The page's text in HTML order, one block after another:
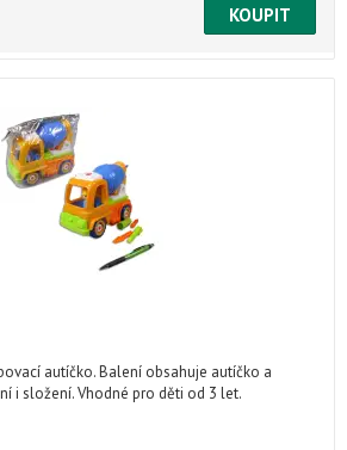
autíčko. Balení obsahuje autíčko a
i složení. Vhodné pro děti od 3 let.